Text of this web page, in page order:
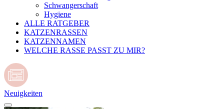
Schwangerschaft
Hygiene
ALLE RATGEBER
KATZENRASSEN
KATZENNAMEN
WELCHE RASSE PASST ZU MIR?
Neuigkeiten